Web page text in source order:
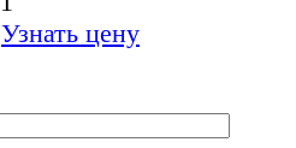
Узнать цену